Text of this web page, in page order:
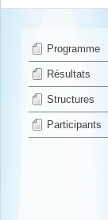
Programme
Résultats
Structures
Participants